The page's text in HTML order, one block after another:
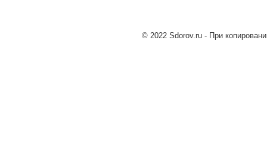
© 2022 Sdorov.ru - При